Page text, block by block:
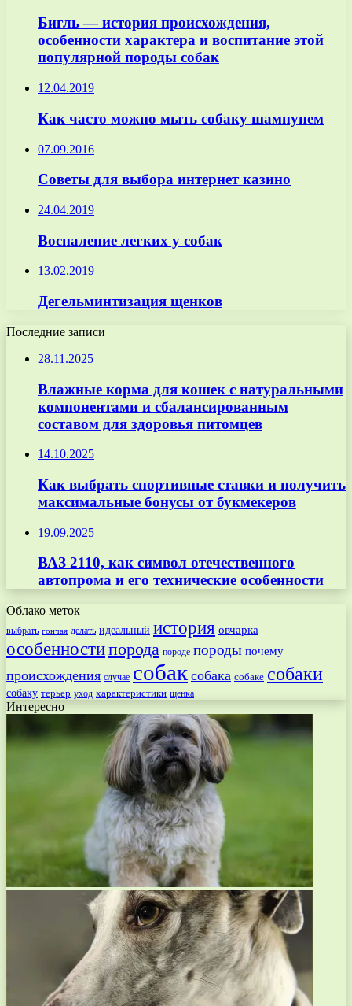
Бигль — история происхождения,
особенности характера и воспитание этой
популярной породы собак
12.04.2019
Как часто можно мыть собаку шампунем
07.09.2016
Советы для выбора интернет казино
24.04.2019
Воспаление легких у собак
13.02.2019
Дегельминтизация щенков
Последние записи
28.11.2025
Влажные корма для кошек с натуральными
компонентами и сбалансированным
составом для здоровья питомцев
14.10.2025
Как выбрать спортивные ставки и получить
максимальные бонусы от букмекеров
19.09.2025
ВАЗ 2110, как символ отечественного
автопрома и его технические особенности
Облако меток
выбрать гончая делать идеальный история овчарка
особенностипорода породе породы почему
происхождения случае собак собака собаке собаки
собаку терьер уход характеристики щенка
Интересно